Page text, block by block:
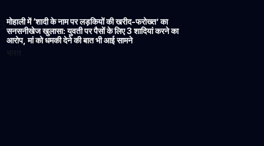
6मोहाली में ‘शादी के नाम पर लड़कियों की खरीद-फरोख्त’ का
सनसनीखेज खुलासा: युवती पर पैसों के लिए 3 शादियां करने का
आरोप, मां को धमकी देने की बात भी आई सामने